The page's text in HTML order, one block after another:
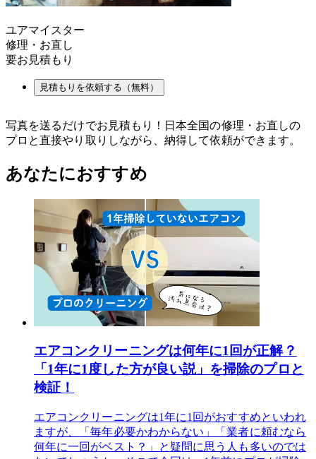
ユアマイスター
修理・お直し
要お見積もり
見積もりを依頼する（無料）
写真を送るだけでお見積もり！日本全国の修理・お直しの
プロと直接やり取りしながら、納得して依頼ができます。
あなたにおすすめ
エアコンクリーニングは何年に1回が正解？
「1年に1度した方が良い説」を掃除のプロと
検証！
エアコンクリーニングは1年に1回がおすすめといわれ
ますが、「毎年必要かわからない」「業者に頼むなら
何年に一回がベスト？」と疑問に思う人も多いのでは